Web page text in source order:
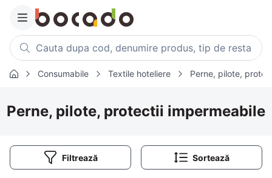
Cauta dupa cod, denumire produs, tip de restaurant,
Căutări populare
1
piept pui
chifle
Consumabile Textile hoteliere Perne, pilote,
Perne, pilote, protectii impermeabile
Filtrează